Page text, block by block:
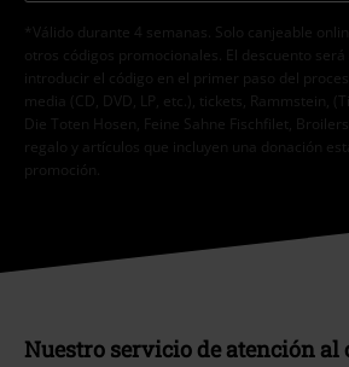
*Válido durante 4 semanas. Solo canjeable
otros códigos promocionales. El descuento
introducir el código en el primer paso del
media (CD, DVD, LP, etc.), tickets, Rammstein,
Die Toten Hosen, Feine Sahne Fischfilet,
regalo y artículos que incluyen una donación
promoción.
Nuestro servicio de atención al